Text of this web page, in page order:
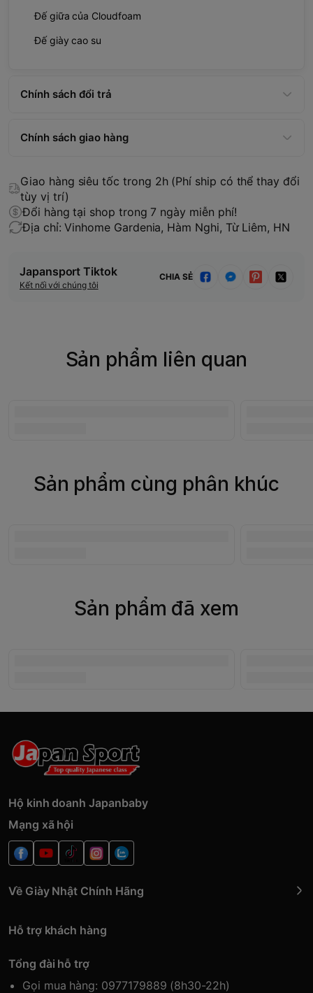
Đế giữa của Cloudfoam
Đế giày cao su
Chính sách đổi trả
Chính sách giao hàng
Giao hàng siêu tốc trong 2h (Phí ship có thể thay đổi
tùy vị trí)
Đổi hàng tại shop trong 7 ngày miễn phí!
Địa chỉ: Vinhome Gardenia, Hàm Nghi, Từ Liêm, HN
Japansport Tiktok
Kết nối với chúng tôi
CHIA SẺ
Sản phẩm liên quan
Sản phẩm cùng phân khúc
Sản phẩm đã xem
Hộ kinh doanh Japanbaby
Mạng xã hội
Về Giày Nhật Chính Hãng
Hỗ trợ khách hàng
Tổng đài hỗ trợ
Gọi mua hàng: 0977179889 (8h30-22h)